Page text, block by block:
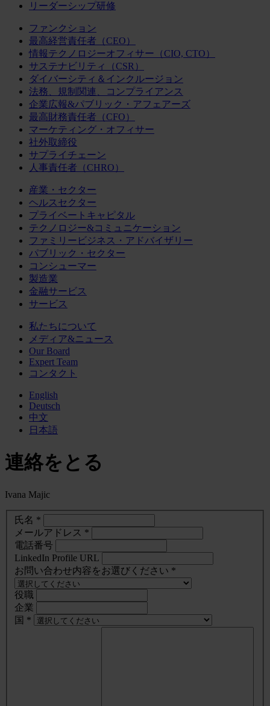
リーダーシップ研修
ファンクション
最高経営責任者（CEO）
情報テクノロジーオフィサー（CIO, CTO）
サステナビリティ（CSR）
ダイバーシティ＆インクルージョン
法務、規制関連、コンプライアンス
企業広報&パブリック・アフェアーズ
最高財務責任者（CFO）
マーケティング・オフィサー
社外取締役
サプライチェーン
人事責任者（CHRO）
産業・セクター
ヘルスセクター
プライベートキャピタル
テクノロジー&コミュニケーション
ファミリービジネス・アドバイザリー
パブリック・セクター
コンシューマー
製造業
金融サービス
サービス
私たちについて
メディア&ニュース
Our Board
Expert Team
コンタクト
English
Deutsch
中文
日本語
連絡をとる
Ivana Majic
氏名 *
メールアドレス *
電話番号
LinkedIn Profile URL
お問い合わせ内容をお選びください *
役職
企業
国 *